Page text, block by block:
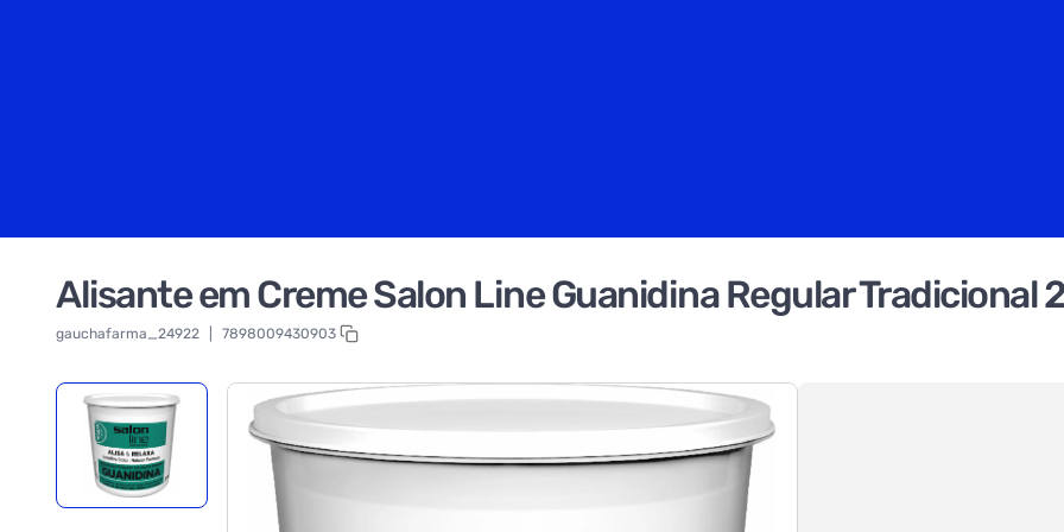
Alisante em Creme Salon Line Guanidina Regular Tradicional
gauchafarma_24922 7898009430903